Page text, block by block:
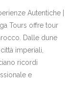
Autentiche |
Tours offre tour
Dalle dune
imperiali,
ricordi
e